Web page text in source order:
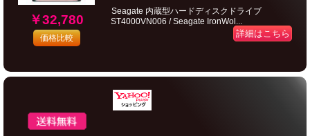
￥32,780
価格比較
Seagate 内蔵型ハードディスクドライブ
ST4000VN006 / Seagate IronWol...
詳細はこちら